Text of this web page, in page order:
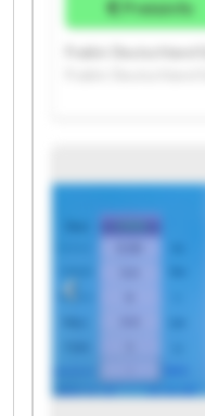
Preisinfo
Fraikin Deutschland
Fraikin
Fraikin
Fraikin Deutschland
Fraikin
Fraikin
Fraikin